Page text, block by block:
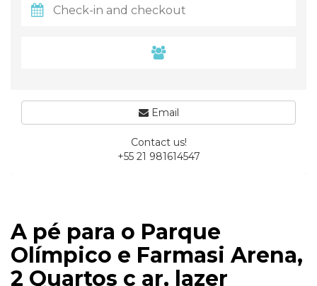
A pé para o Parque
Olímpico e Farmasi Arena,
2 Quartos c ar, lazer
Email
Contact us!
+55 21 981614547